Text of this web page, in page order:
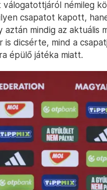
válogatottjáról némileg
csapatot kapott,
mindig az aktuális
dicsérte, mind a
épülő játéka miatt.